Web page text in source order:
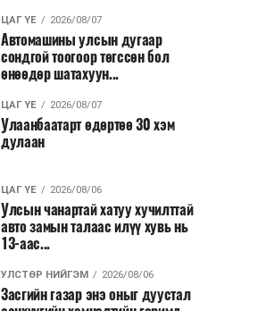
ЦАГ ҮЕ 2026/08/07
Автомашины улсын дугаар
сондгой тоогоор төгссөн бол
өнөөдөр шатахуун...
ЦАГ ҮЕ 2026/08/07
Улаанбаатарт өдөртөө 30 хэм
дулаан
ЦАГ ҮЕ 2026/08/06
Улсын чанартай хатуу хучилттай
авто замын талаас илүү хувь нь
13-аас...
УЛСТӨР НИЙГЭМ 2026/08/06
Засгийн газар энэ оныг дуустал